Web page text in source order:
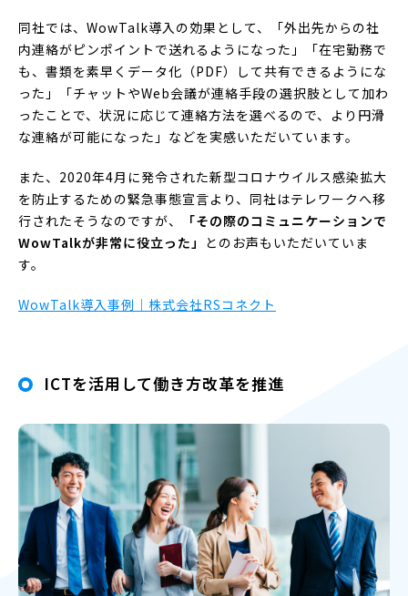
同社では、WowTalk導入の効果として、「外出先からの社
内連絡がピンポイントで送れるようになった」「在宅勤務で
も、書類を素早くデータ化（PDF）して共有できるようにな
った」「チャットやWeb会議が連絡手段の選択肢として加わ
ったことで、状況に応じて連絡方法を選べるので、より円滑
な連絡が可能になった」などを実感いただいています。
また、2020年4月に発令された新型コロナウイルス感染拡大
を防止するための緊急事態宣言より、同社はテレワークへ移
行されたそうなのですが、
「その際のコミュニケーションで
WowTalkが非常に役立った」 とのお声もいただいていま
す。
WowTalk導入事例｜株式会社RSコネクト
ICTを活用して働き方改革を推進